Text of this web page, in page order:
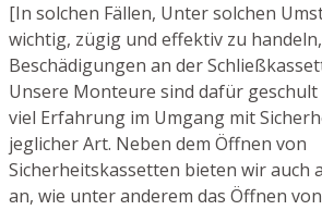
[In solchen Fällen, Unter solchen
wichtig, zügig und effektiv zu
Beschädigungen an der
Unsere Monteure sind dafür
viel Erfahrung im Umgang mit
jeglicher Art. Neben dem Öffnen von
Sicherheitskassetten bieten wir auch
an, wie unter anderem das Öffnen